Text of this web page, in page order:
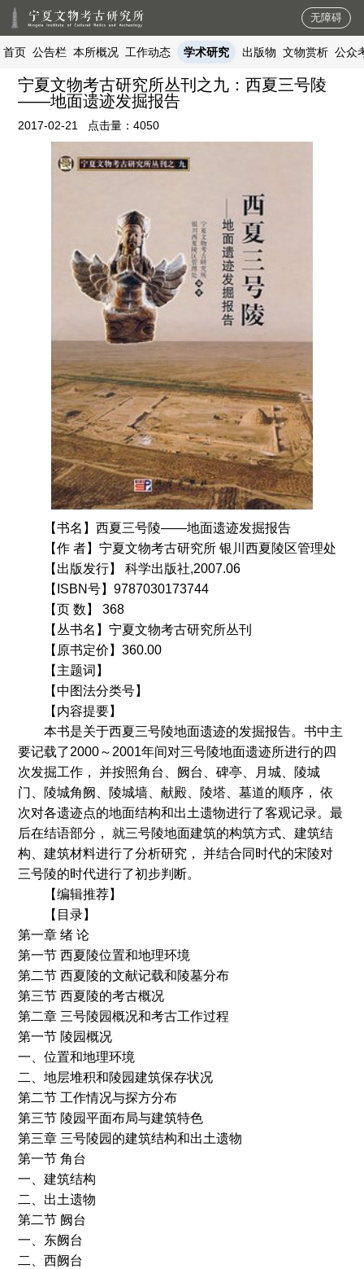
无障碍
首页 公告栏 本所概况 工作动态 学术研究 出版物 文物赏析 公众
宁夏文物考古研究所丛刊之九：西夏三号陵
——地面遗迹发掘报告
2017-02-21 点击量：4050
【书名】西夏三号陵——地面遗迹发掘报告
【作 者】宁夏文物考古研究所 银川西夏陵区管理处
【出版发行】 科学出版社,2007.06
【ISBN号】9787030173744
【页 数】 368
【丛书名】宁夏文物考古研究所丛刊
【原书定价】360.00
【主题词】
【中图法分类号】
【内容提要】
本书是关于西夏三号陵地面遗迹的发掘报告。书中主
要记载了2000～2001年间对三号陵地面遗迹所进行的四
次发掘工作， 并按照角台、阙台、碑亭、月城、陵城
门、陵城角阙、陵城墙、献殿、陵塔、墓道的顺序， 依
次对各遗迹点的地面结构和出土遗物进行了客观记录。最
后在结语部分， 就三号陵地面建筑的构筑方式、建筑结
构、建筑材料进行了分析研究， 并结合同时代的宋陵对
三号陵的时代进行了初步判断。
【编辑推荐】
【目录】
第一章 绪 论
第一节 西夏陵位置和地理环境
第二节 西夏陵的文献记载和陵墓分布
第三节 西夏陵的考古概况
第二章 三号陵园概况和考古工作过程
第一节 陵园概况
一、位置和地理环境
二、地层堆积和陵园建筑保存状况
第二节 工作情况与探方分布
第三节 陵园平面布局与建筑特色
第三章 三号陵园的建筑结构和出土遗物
第一节 角台
一、建筑结构
二、出土遗物
第二节 阙台
一、东阙台
二、西阙台